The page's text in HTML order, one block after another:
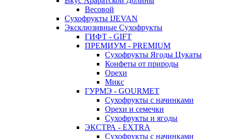
Весовой
Сухофрукты IJEVAN
Эксклюзивные Сухофрукты
ГИФТ - GIFT
ПРЕМИУМ - PREMIUM
Сухофрукты Ягоды Цукаты
Конфеты от природы
Орехи
Микс
ГУРМЭ - GOURMET
Сухофрукты с начинками
Орехи и семечки
Сухофрукты и ягоды
ЭКСТРА - EXTRA
Сухофрукты с начинками